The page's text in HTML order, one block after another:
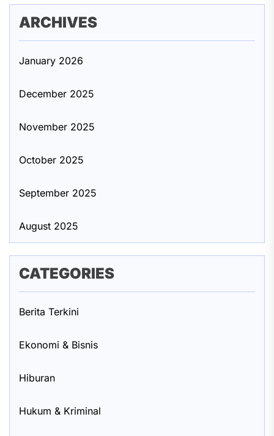
ARCHIVES
January 2026
December 2025
November 2025
October 2025
September 2025
August 2025
CATEGORIES
Berita Terkini
Ekonomi & Bisnis
Hiburan
Hukum & Kriminal